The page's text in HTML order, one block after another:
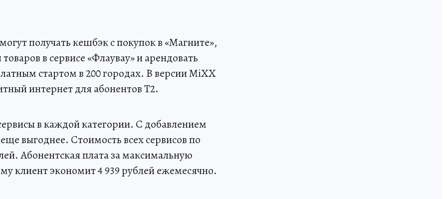
получать кешбэк с покупок в «Магните»,
в сервисе «Флаувау» и арендовать
стартом в 200 городах. В версии MiXX
интернет для абонентов Т2.
в каждой категории. С добавлением
выгоднее. Стоимость всех сервисов по
Абонентская плата за максимальную
клиент экономит 4 939 рублей ежемесячно.